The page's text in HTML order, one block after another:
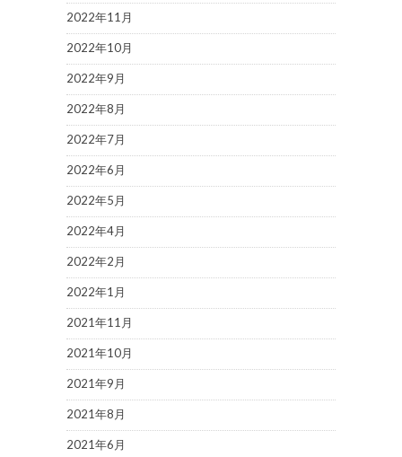
2022年11月
2022年10月
2022年9月
2022年8月
2022年7月
2022年6月
2022年5月
2022年4月
2022年2月
2022年1月
2021年11月
2021年10月
2021年9月
2021年8月
2021年6月